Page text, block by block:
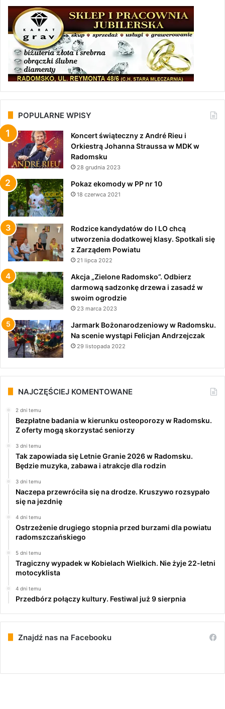
POPULARNE WPISY
Koncert świąteczny z André Rieu i
Orkiestrą Johanna Straussa w MDK w
Radomsku
28 grudnia 2023
Pokaz ekomody w PP nr 10
18 czerwca 2021
Rodzice kandydatów do I LO chcą
utworzenia dodatkowej klasy. Spotkali się
z Zarządem Powiatu
21 lipca 2022
Akcja „Zielone Radomsko”. Odbierz
darmową sadzonkę drzewa i zasadź w
swoim ogrodzie
23 marca 2023
Jarmark Bożonarodzeniowy w Radomsku.
Na scenie wystąpi Felicjan Andrzejczak
29 listopada 2022
NAJCZĘŚCIEJ KOMENTOWANE
2 dni temu
Bezpłatne badania w kierunku osteoporozy w Radomsku.
Z oferty mogą skorzystać seniorzy
3 dni temu
Tak zapowiada się Letnie Granie 2026 w Radomsku.
Będzie muzyka, zabawa i atrakcje dla rodzin
3 dni temu
Naczepa przewróciła się na drodze. Kruszywo rozsypało
się na jezdnię
4 dni temu
Ostrzeżenie drugiego stopnia przed burzami dla powiatu
radomszczańskiego
5 dni temu
Tragiczny wypadek w Kobielach Wielkich. Nie żyje 22-letni
motocyklista
4 dni temu
Przedbórz połączy kultury. Festiwal już 9 sierpnia
Znajdź nas na Facebooku